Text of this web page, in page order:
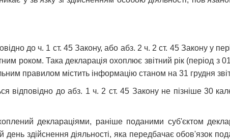
до ч. 1 ст. 45 Закону, або абз. 2 ч. 2 ст. 45 Закону у
роком. Така декларація охоплює звітний рік (період з
правилом містить інформацію станом на 31 грудня
відповідно до абз. 1 ч. 2 ст. 45 Закону не пізніше 30
деклараціями, раніше поданими суб'єктом
день здійснення діяльності, яка передбачає обов'язок